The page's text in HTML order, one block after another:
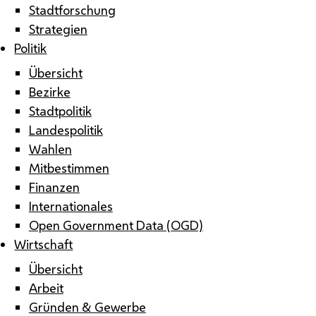
Stadtforschung
Strategien
Politik
Übersicht
Bezirke
Stadtpolitik
Landespolitik
Wahlen
Mitbestimmen
Finanzen
Internationales
Open Government Data (OGD)
Wirtschaft
Übersicht
Arbeit
Gründen & Gewerbe